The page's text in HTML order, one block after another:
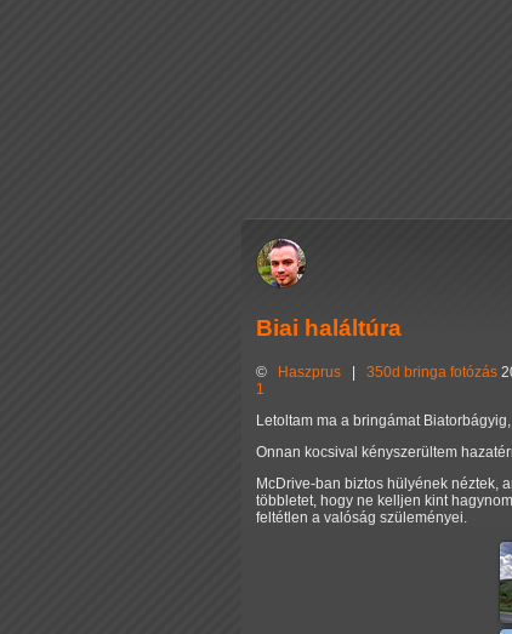
Biai haláltúra
© Haszprus 350d bringa fotózás
1
Letoltam ma a bringámat
Onnan kocsival kényszerültem
McDrive-ban biztos hülyének néztek,
többletet, hogy ne kelljen kint
feltétlen a valóság szüleményei.